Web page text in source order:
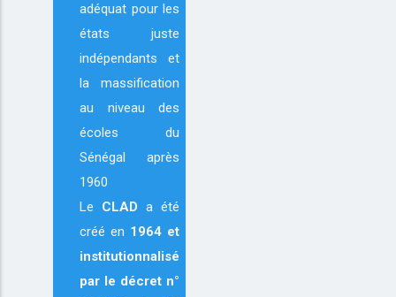
adéquat pour les
états juste
indépendants et
la massification
au niveau des
écoles du
Sénégal après
1960
Le CLAD a été
créé en 1964 et
institutionnalisé
par le décret n°